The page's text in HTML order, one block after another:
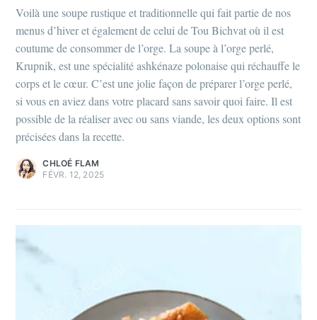
Voilà une soupe rustique et traditionnelle qui fait partie de nos
menus d’hiver et également de celui de Tou Bichvat où il est
coutume de consommer de l’orge. La soupe à l’orge perlé,
Krupnik, est une spécialité ashkénaze polonaise qui réchauffe le
corps et le cœur. C’est une jolie façon de préparer l’orge perlé,
si vous en aviez dans votre placard sans savoir quoi faire. Il est
possible de la réaliser avec ou sans viande, les deux options sont
précisées dans la recette.
CHLOÉ FLAM
FÉVR. 12, 2025